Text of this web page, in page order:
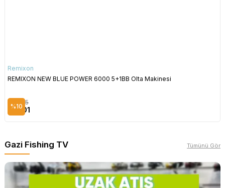
Remixon
REMIXON NEW BLUE POWER 6000 5+1BB Olta Makinesi
$31.01
$34.45
%10
Gazi Fishing TV Tümünü Gör